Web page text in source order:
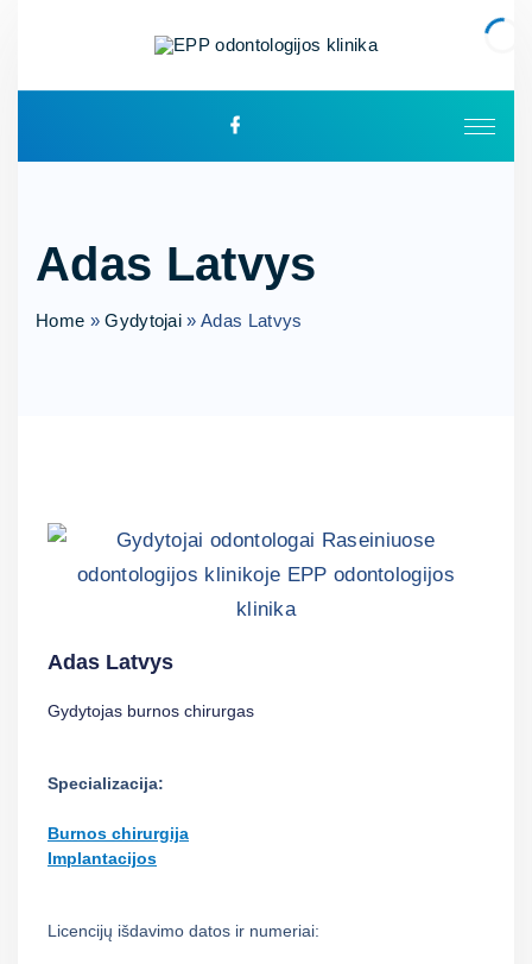
Adas Latvys
Home »Gydytojai »Adas Latvys
Adas Latvys
Gydytojas burnos chirurgas
Specializacija:
Burnos chirurgija
Implantacijos
Licencijų išdavimo datos ir numeriai: